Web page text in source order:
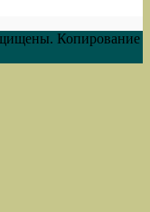
Копирование